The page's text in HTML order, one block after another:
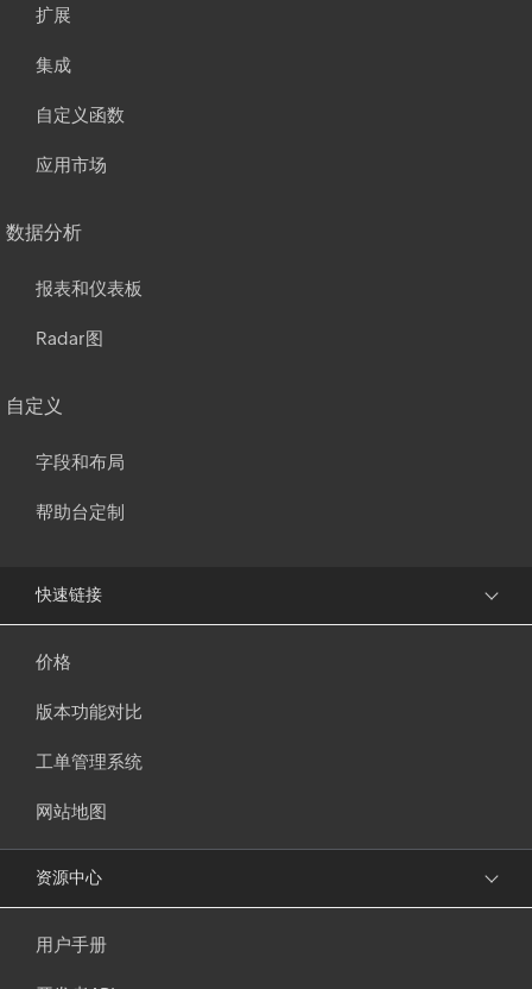
扩展
集成
自定义函数
应用市场
数据分析
报表和仪表板
Radar图
自定义
字段和布局
帮助台定制
快速链接
价格
版本功能对比
工单管理系统
网站地图
资源中心
用户手册